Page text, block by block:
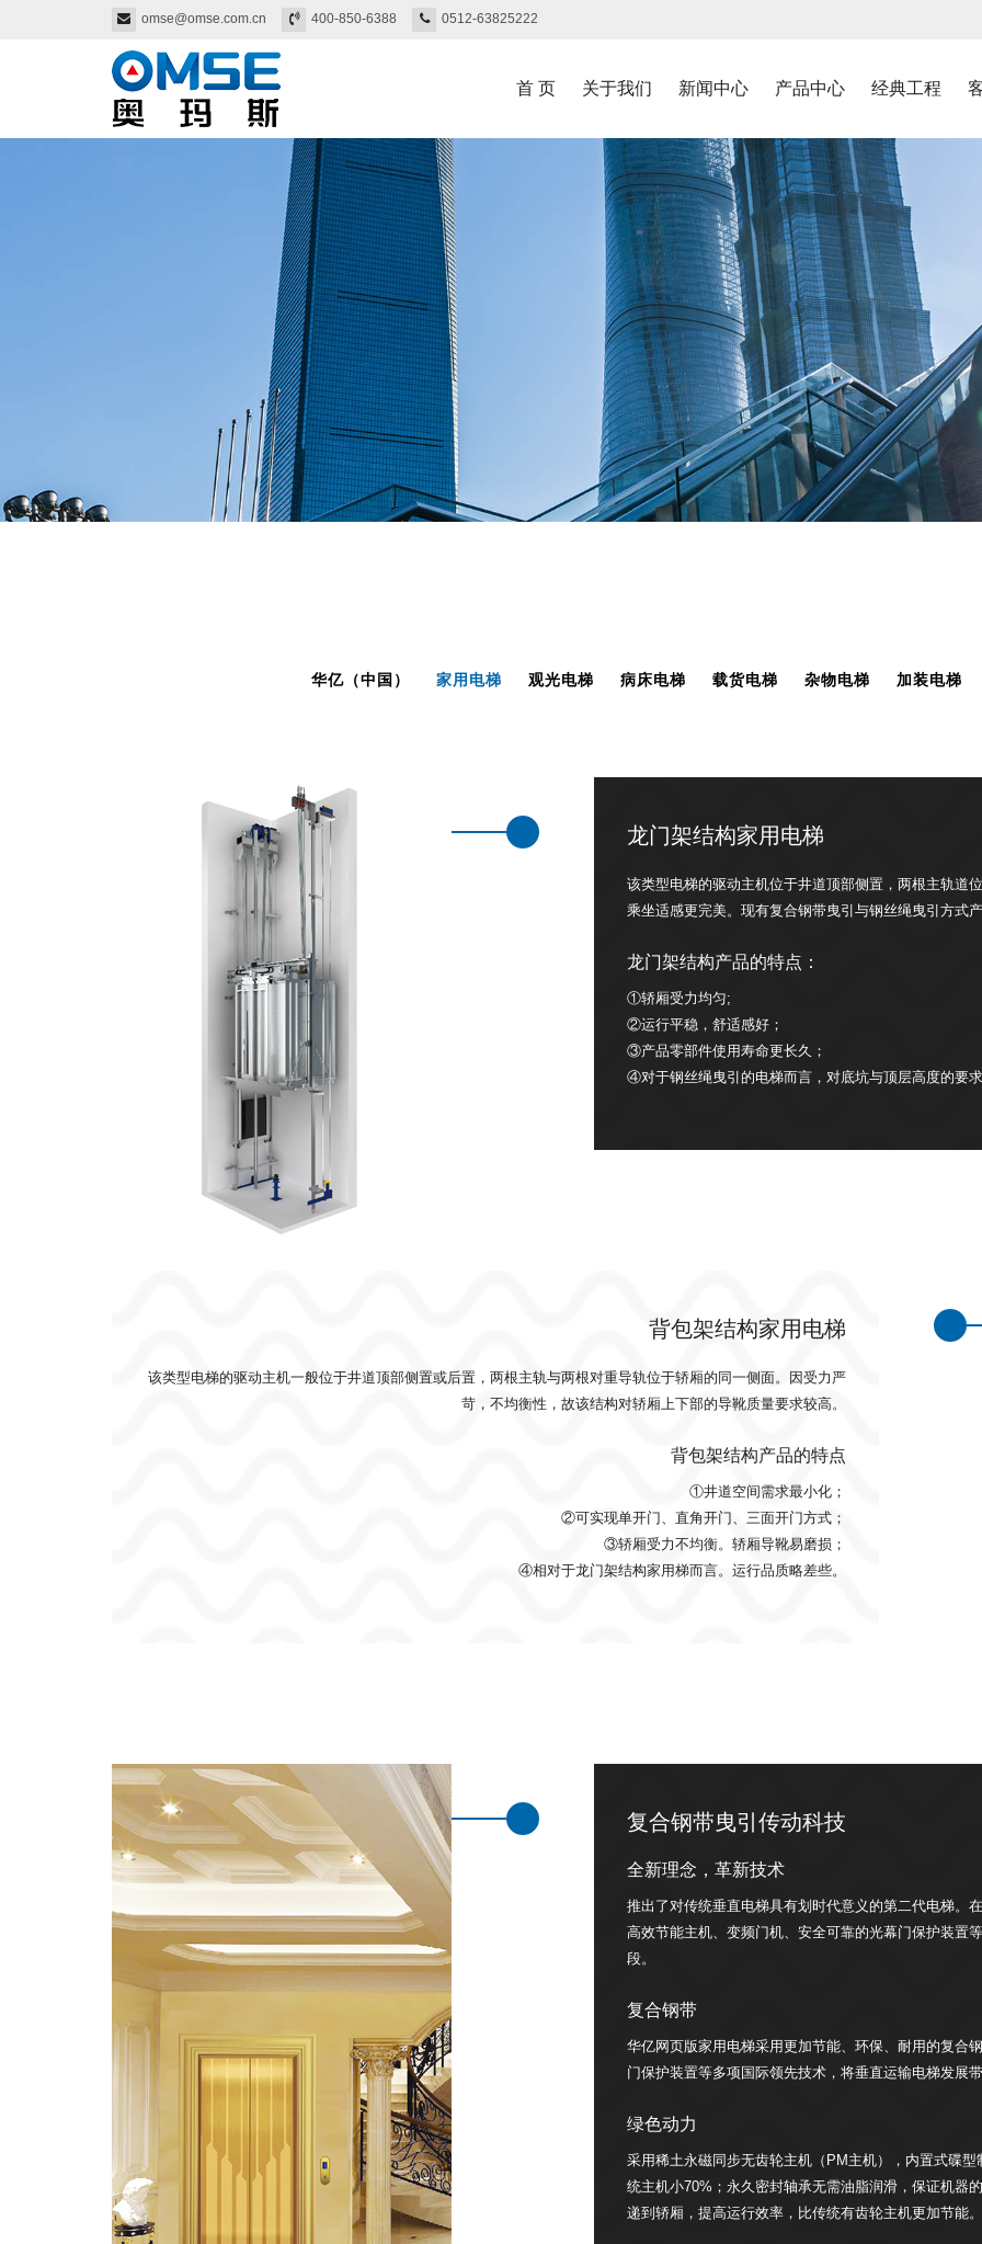
omse@omse.com.cn 400-850-6388 0512-63825222
首 页 关于我们 新闻中心 产品中心 经典工程
华亿（中国） 家用电梯 观光电梯 病床电梯 载货电梯 杂物电梯 加装电梯
龙门架结构家用电梯
该类型电梯的驱动主机位于井道顶部侧置，两根主轨道
乘坐适感更完美。现有复合钢带曳引与钢丝绳曳引方式
龙门架结构产品的特点：
①轿厢受力均匀;
②运行平稳，舒适感好；
③产品零部件使用寿命更长久；
④对于钢丝绳曳引的电梯而言，对底坑与顶层高度的要
背包架结构家用电梯
该类型电梯的驱动主机一般位于井道顶部侧置或后置，两根主轨与两根对重导轨位于轿厢的同一侧面。因受力严
苛，不均衡性，故该结构对轿厢上下部的导靴质量要求较高。
背包架结构产品的特点
①井道空间需求最小化；
②可实现单开门、直角开门、三面开门方式；
③轿厢受力不均衡。轿厢导靴易磨损；
④相对于龙门架结构家用梯而言。运行品质略差些。
复合钢带曳引传动科技
全新理念，革新技术
推出了对传统垂直电梯具有划时代意义的第二代电梯。
高效节能主机、变频门机、安全可靠的光幕门保护装置
段。
复合钢带
华亿网页版家用电梯采用更加节能、环保、耐用的复合
门保护装置等多项国际领先技术，将垂直运输电梯发展
绿色动力
采用稀土永磁同步无齿轮主机（PM主机），内置式碟
统主机小70%；永久密封轴承无需油脂润滑，保证机器
递到轿厢，提高运行效率，比传统有齿轮主机更加节能。